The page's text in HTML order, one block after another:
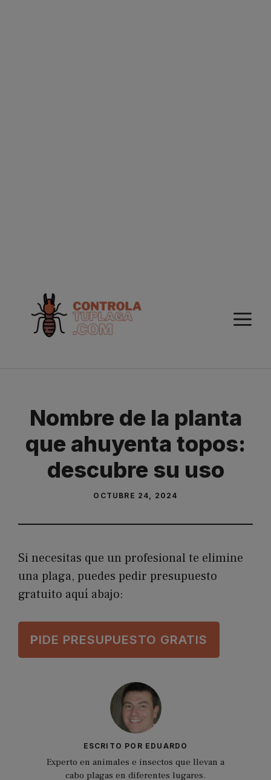
contenido
Nombre de la planta
que ahuyenta topos:
descubre su uso
OCTUBRE 24, 2024
Si necesitas que un profesional te elimine
una plaga, puedes pedir presupuesto
gratuito aquí abajo:
PIDE PRESUPUESTO GRATIS
ESCRITO POR EDUARDO
Experto en animales e insectos que llevan a
cabo plagas en diferentes lugares.